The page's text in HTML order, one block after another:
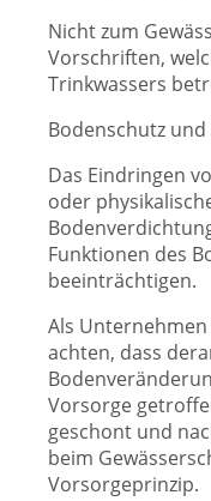
Nicht zum
Vorschriften,
Trinkwassers
Bodenschutz
Das Eindringen
oder
Funktionen des
beeinträchtigen.
Als
achten, dass
Vorsorge
geschont und
beim
Vorsorgeprinzip.